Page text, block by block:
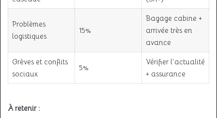
Problèmes
logistiques
15%
Bagage cabine +
arrivée très en
avance
Grèves et conflits
sociaux
5%
Vérifier l’actualité
+ assurance
À retenir :